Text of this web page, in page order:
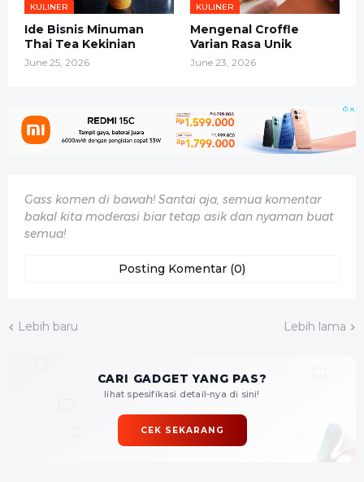
KULINER
Ide Bisnis Minuman
Thai Tea Kekinian
June 25, 2026
KULINER
Mengenal Croffle
Varian Rasa Unik
June 23, 2026
Gass komen di bawah! Santai aja, semua komentar
bakal kita moderasi biar tetap asik dan nyaman buat
semua!
Posting Komentar (0)
Lebih baru Lebih lama
CARI GADGET YANG PAS?
lihat spesifikasi detail-nya di sini!
CEK SEKARANG